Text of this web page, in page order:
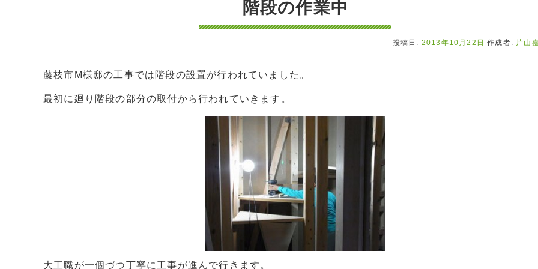
階段の作業中
投稿日: 2013年10月22日 作成者: 片山
藤枝市M様邸の工事では階段の設置が行われていました。
最初に廻り階段の部分の取付から行われていきます。
大工職が一個づつ丁寧に工事が進んで行きます。